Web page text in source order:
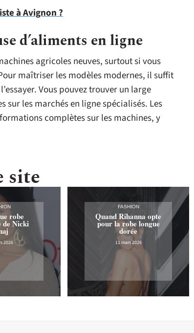
à Avignon ?
d’aliments en ligne
agricoles neuves, surtout si vous
maîtriser les modèles modernes, il suffit
Vous pouvez trouver un large
sur les marchés en ligne spécialisés. Les
complètes sur les machines, y
site
robe
de Nicki
2026
FASHION
Quand Rihanna opte
pour la robe longue
dorée
11 mars 2026